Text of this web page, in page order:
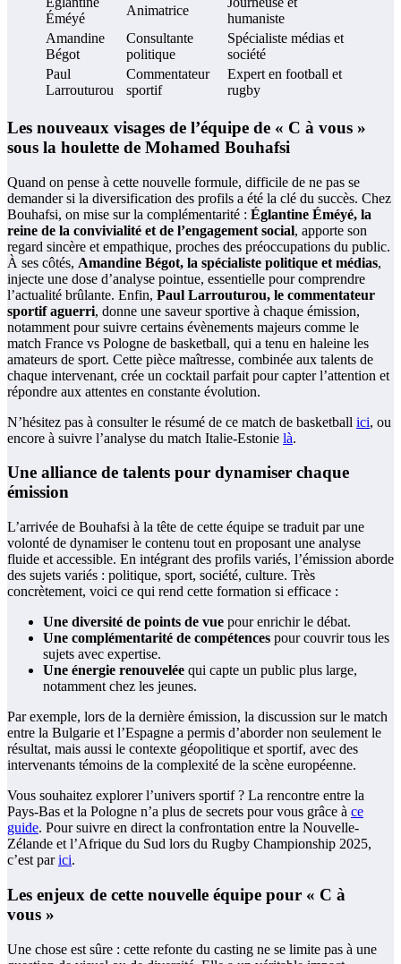
Éméyé
Animatrice
humaniste
Amandine
Bégot
Consultante
politique
Spécialiste médias et
société
Paul
Larrouturou
Commentateur
sportif
Expert en football et
rugby
Les nouveaux visages de l’équipe de « C à vous »
sous la houlette de Mohamed Bouhafsi
Quand on pense à cette nouvelle formule, difficile de ne pas se
demander si la diversification des profils a été la clé du succès. Chez
Bouhafsi, on mise sur la complémentarité : Églantine Éméyé, la
reine de la convivialité et de l’engagement social, apporte son
regard sincère et empathique, proches des préoccupations du public.
À ses côtés, Amandine Bégot, la spécialiste politique et médias,
injecte une dose d’analyse pointue, essentielle pour comprendre
l’actualité brûlante. Enfin, Paul Larrouturou, le commentateur
sportif aguerri, donne une saveur sportive à chaque émission,
notamment pour suivre certains évènements majeurs comme le
match France vs Pologne de basketball, qui a tenu en haleine les
amateurs de sport. Cette pièce maîtresse, combinée aux talents de
chaque intervenant, crée un cocktail parfait pour capter l’attention et
répondre aux attentes en constante évolution.
N’hésitez pas à consulter le résumé de ce match de basketball ici, ou
encore à suivre l’analyse du match Italie-Estonie là.
Une alliance de talents pour dynamiser chaque
émission
L’arrivée de Bouhafsi à la tête de cette équipe se traduit par une
volonté de dynamiser le contenu tout en proposant une analyse
fluide et accessible. En intégrant des profils variés, l’émission aborde
des sujets variés : politique, sport, société, culture. Très
concrètement, voici ce qui rend cette formation si efficace :
Une diversité de points de vue pour enrichir le débat.
Une complémentarité de compétences pour couvrir tous les
sujets avec expertise.
Une énergie renouvelée qui capte un public plus large,
notamment chez les jeunes.
Par exemple, lors de la dernière émission, la discussion sur le match
entre la Bulgarie et l’Espagne a permis d’aborder non seulement le
résultat, mais aussi le contexte géopolitique et sportif, avec des
intervenants témoins de la complexité de la scène européenne.
Vous souhaitez explorer l’univers sportif ? La rencontre entre la
Pays-Bas et la Pologne n’a plus de secrets pour vous grâce à ce
guide. Pour suivre en direct la confrontation entre la Nouvelle-
Zélande et l’Afrique du Sud lors du Rugby Championship 2025,
c’est parici.
Les enjeux de cette nouvelle équipe pour « C à
vous »
Une chose est sûre : cette refonte du casting ne se limite pas à une